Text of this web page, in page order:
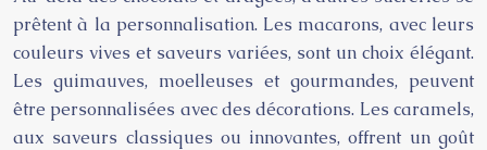
prêtent à la personnalisation. Les macarons, avec leurs
couleurs vives et saveurs variées, sont un choix élégant.
Les guimauves, moelleuses et gourmandes, peuvent
être personnalisées avec des décorations. Les caramels,
aux saveurs classiques ou innovantes, offrent un goût